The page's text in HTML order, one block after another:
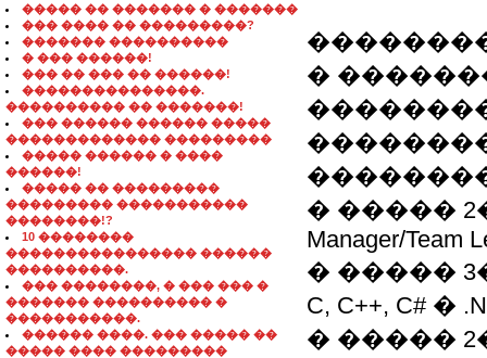
����� �� ������� � �������
��� ���� �� ���������?
������� ����������
� ��� ������!
��� �� ��� �� ������!
���������������.
���������� �� �������!
��� ������ ������ �����
������������� ���������
����� ������ � ����
������!
����� �� ���������
��������� �����������
��������!?
10 ��������
���������������� ������
����������.
��� ��������, � ��� ��� �
������� ���������� �
�����������.
������ ����. ��� ����� ��
����� ���� ���������
�
� �����
Manager/Team
� �����
C, C++, C# �
� �����